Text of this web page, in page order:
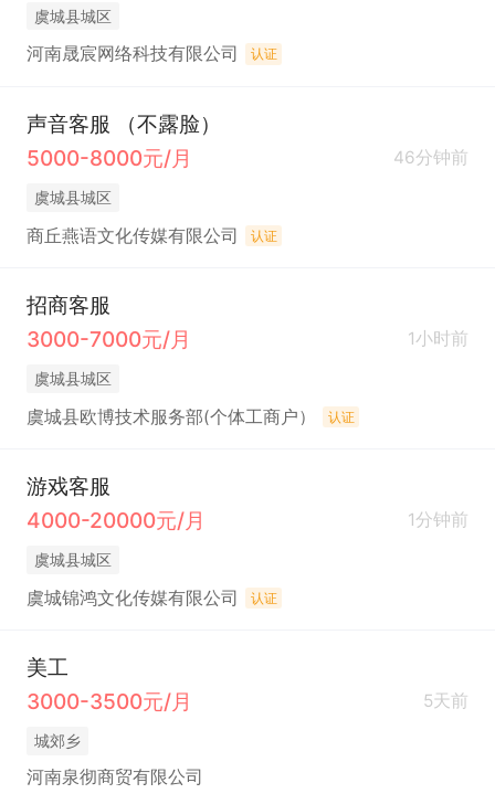
虞城县城区
河南晟宸网络科技有限公司 认证
声音客服 （不露脸）
5000-8000元/月
46分钟前
虞城县城区
商丘燕语文化传媒有限公司 认证
招商客服
3000-7000元/月
1小时前
虞城县城区
虞城县欧博技术服务部(个体工商户） 认证
游戏客服
4000-20000元/月
1分钟前
虞城县城区
虞城锦鸿文化传媒有限公司 认证
美工
3000-3500元/月
5天前
城郊乡
河南泉彻商贸有限公司